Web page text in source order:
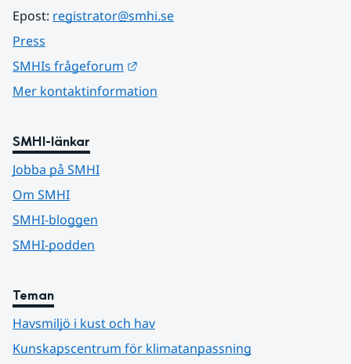
Epost: registrator@smhi.se
Press
SMHIs frågeforum
Mer kontaktinformation
SMHI-länkar
Jobba på SMHI
Om SMHI
SMHI-bloggen
SMHI-podden
Teman
Havsmiljö i kust och hav
Kunskapscentrum för klimatanpassning